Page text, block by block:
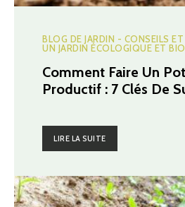
BLOG DE JARDIN - CONSEILS
UN JARDIN ÉCOLOGIQUE ET BIO
Comment Faire Un
Productif : 7 Clés De
LIRE LA SUITE